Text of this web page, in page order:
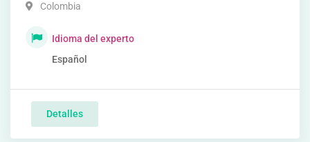
Colombia
Idioma del experto
Español
Detalles